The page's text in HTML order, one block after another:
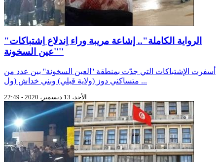
"الرواية الكاملة".. إشاعة مريبة وراء اِندلاع اِشتباكات
''عين السخونة''
أسفرت الإشتباكات التي جدّت بمنطقة ''العين السخونة'' بين عدد من
متساكني دوز (ولاية قبلي) وبني خداش (ول ...
الأحد، 13 ديسمبر، 2020 - 22:49